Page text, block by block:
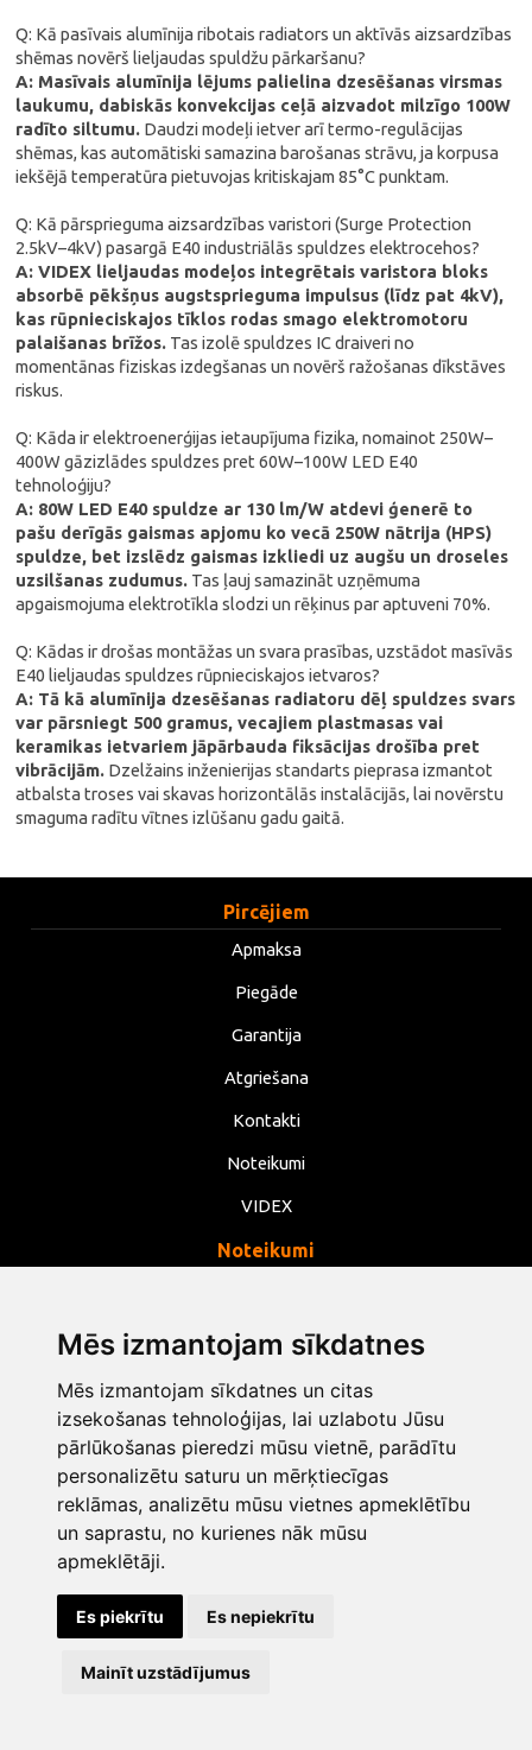
Mēs izmantojam sīkdatnes
Mēs izmantojam sīkdatnes un citas
izsekošanas tehnoloģijas, lai uzlabotu Jūsu
pārlūkošanas pieredzi mūsu vietnē, parādītu
personalizētu saturu un mērķtiecīgas
reklāmas, analizētu mūsu vietnes apmeklētību
un saprastu, no kurienes nāk mūsu
apmeklētāji.
Es piekrītu Es nepiekrītu
Mainīt uzstādījumus
Q: Kā pasīvais alumīnija ribotais radiators un aktīvās aizsardzības
shēmas novērš lieljaudas spuldžu pārkaršanu?
A: Masīvais alumīnija lējums palielina dzesēšanas virsmas
laukumu, dabiskās konvekcijas ceļā aizvadot milzīgo 100W
radīto siltumu. Daudzi modeļi ietver arī termo-regulācijas
shēmas, kas automātiski samazina barošanas strāvu, ja korpusa
iekšējā temperatūra pietuvojas kritiskajam 85°C punktam.
Q: Kā pārsprieguma aizsardzības varistori (Surge Protection
2.5kV–4kV) pasargā E40 industriālās spuldzes elektrocehos?
A: VIDEX lieljaudas modeļos integrētais varistora bloks
absorbē pēkšņus augstsprieguma impulsus (līdz pat 4kV),
kas rūpnieciskajos tīklos rodas smago elektromotoru
palaišanas brīžos. Tas izolē spuldzes IC draiveri no
momentānas fiziskas izdegšanas un novērš ražošanas dīkstāves
riskus.
Q: Kāda ir elektroenerģijas ietaupījuma fizika, nomainot 250W–
400W gāzizlādes spuldzes pret 60W–100W LED E40
tehnoloģiju?
A: 80W LED E40 spuldze ar 130 lm/W atdevi ģenerē to
pašu derīgās gaismas apjomu ko vecā 250W nātrija (HPS)
spuldze, bet izslēdz gaismas izkliedi uz augšu un droseles
uzsilšanas zudumus. Tas ļauj samazināt uzņēmuma
apgaismojuma elektrotīkla slodzi un rēķinus par aptuveni 70%.
Q: Kādas ir drošas montāžas un svara prasības, uzstādot masīvās
E40 lieljaudas spuldzes rūpnieciskajos ietvaros?
A: Tā kā alumīnija dzesēšanas radiatoru dēļ spuldzes svars
var pārsniegt 500 gramus, vecajiem plastmasas vai
keramikas ietvariem jāpārbauda fiksācijas drošība pret
vibrācijām. Dzelžains inženierijas standarts pieprasa izmantot
atbalsta troses vai skavas horizontālās instalācijās, lai novērstu
smaguma radītu vītnes izlūšanu gadu gaitā.
Pircējiem
Apmaksa
Piegāde
Garantija
Atgriešana
Kontakti
Noteikumi
VIDEX
Noteikumi
Noteikumi
Mainīt sīkdatņu iestatījumus
info@opentools.lv +371 26272360
Tirdzniecības partneris: varle.lt